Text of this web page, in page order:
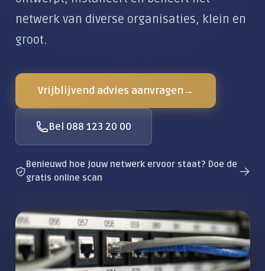
CLOUD & COMMUNICATIE
Wifi & Netwerk
Vergadertechniek
Alles over Cloud & Communicatie
DIGITALE VEILIGHEID
Zakelijke dienstverlening
Locaties
Klantportaal
netwerk van diverse organisaties, klein en
groot.
Vrijblijvend advies aanvragen→
Bel 088 123 20 00
Benieuwd hoe jouw netwerk ervoor staat? Doe de
gratis online scan